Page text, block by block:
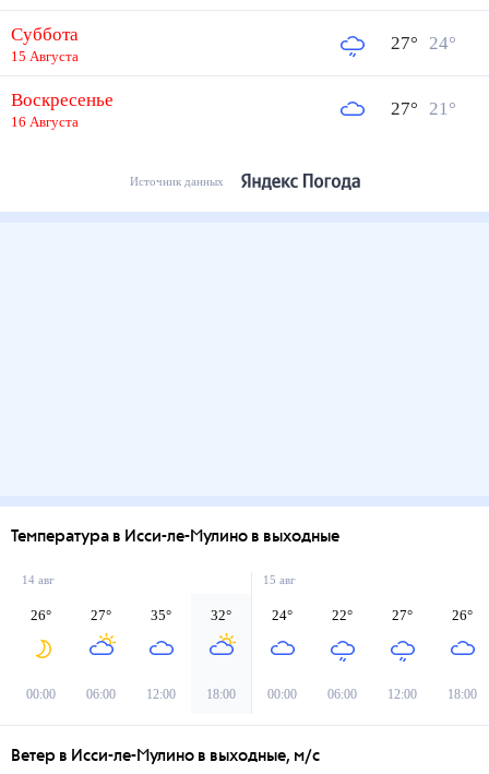
Суббота
15 Августа
27° 24°
Воскресенье
16 Августа
27° 21°
Источник данных
Температура в Исси-ле-Мулино в выходные
14 авг
26°
00:00
27°
06:00
35°
12:00
32°
18:00
15 авг
24°
00:00
22°
06:00
27°
12:00
26°
18:00
Ветер в Исси-ле-Мулино в выходные, м/с